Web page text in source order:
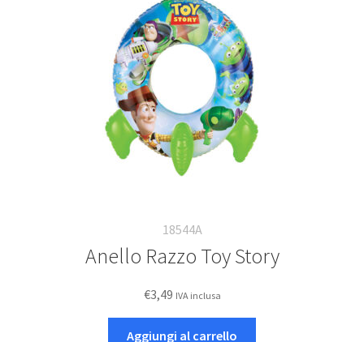
18544A
Anello Razzo Toy Story
€3,49 IVA inclusa
Aggiungi al carrello